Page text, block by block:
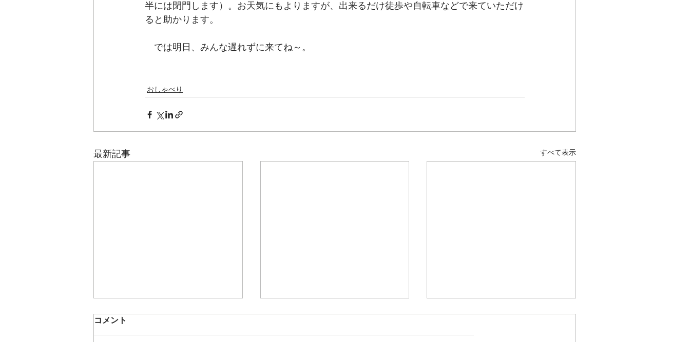
半には閉門します）。お天気にもよりますが、出来るだけ徒歩や自転車などで来ていただけ
ると助かります。
では明日、みんな遅れずに来てね～。
おしゃべり
最新記事 すべて表示
うめもも🍑夏の遠足～内川ス
さくらあんす夏の遠足！~丁
年長・夏の遠足in小舞子海岸
今日はまつくりさんの夏の遠足♪
コメント